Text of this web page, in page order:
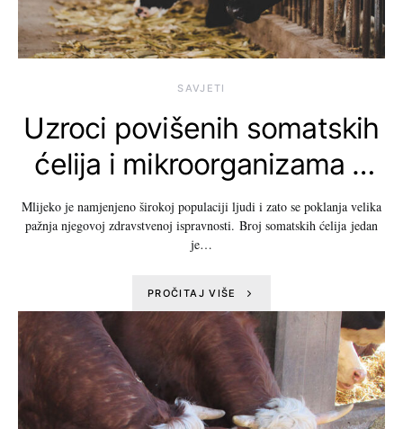
SAVJETI
Uzroci povišenih somatskih
ćelija i mikroorganizama u
mlijeku
Mlijeko je namjenjeno širokoj populaciji ljudi i zato se poklanja velika
pažnja njegovoj zdravstvenoj ispravnosti. Broj somatskih ćelija jedan
je…
PROČITAJ VIŠE